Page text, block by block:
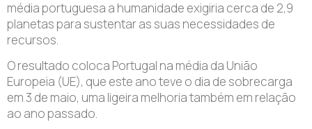
média portuguesa a humanidade exigiria cerca de 2,9
planetas para sustentar as suas necessidades de
recursos.
O resultado coloca Portugal na média da União
Europeia (UE), que este ano teve o dia de sobrecarga
em 3 de maio, uma ligeira melhoria também em relação
ao ano passado.